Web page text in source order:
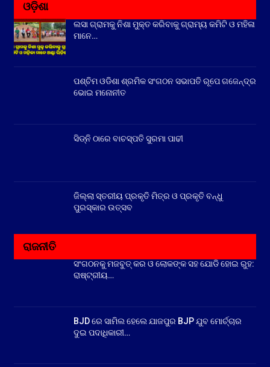
ଓଡ଼ିଶା
ଲସା ଗ୍ରାମକୁ ନିଶା ମୁକ୍ତ କରିବାକୁ ଗ୍ରାମ୍ୟ କମିଟି ଓ ମହିଳା
ମାନେ…
ପଶ୍ଚିମ ଓଡିଶା ଶ୍ରମିକ ସଂଗଠନ ସଭାପତି ରୂପେ ଗଜେନ୍ଦ୍ର
ଭୋଇ ମନୋନୀତ
ସିଡ୍‌ନି ଠାରେ ବାଚସ୍ପତି ସୁରମା ପାଢୀ
ଜିଲ୍ଲା ସ୍ତରୀୟ ପ୍ରକୃତି ମିତ୍ର ଓ ପ୍ରକୃତି ବନ୍ଧୁ
ପୁରସ୍କାର ଉତ୍ସବ
ରାଜନୀତି
ସଂଗଠନକୁ ମଜବୁତ୍ କର ଓ ଲୋକଙ୍କ ସହ ଯୋଡି ହୋଇ ରୁହ:
ରାଷ୍ଟ୍ରୀୟ…
BJD ରେ ସାମିଲ ହେଲେ ଯାଜପୁର BJP ଯୁବ ମୋର୍ଚ୍ଚାର
ଦୁଇ ପଦାଧିକାରୀ…